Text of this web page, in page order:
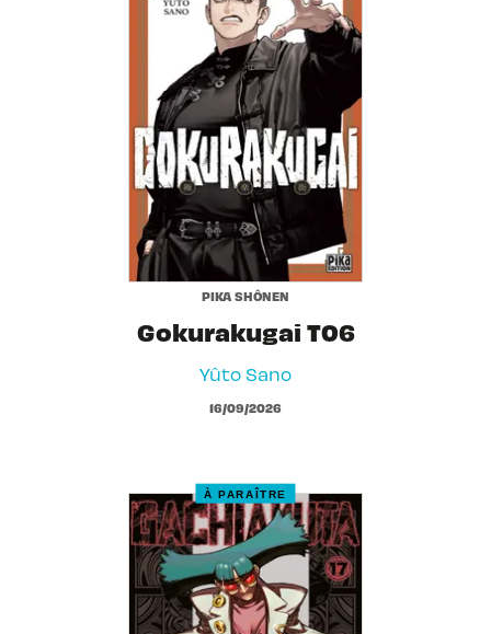
PIKA SHÔNEN
Gokurakugai T06
Yûto Sano
16/09/2026
À PARAÎTRE